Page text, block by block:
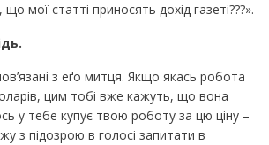
мої статті приносять дохід газеті???».
з еґо митця. Якщо якась робота
цим тобі вже кажуть, що вона
у тебе купує твою роботу за цю ціну –
з підозрою в голосі запитати в